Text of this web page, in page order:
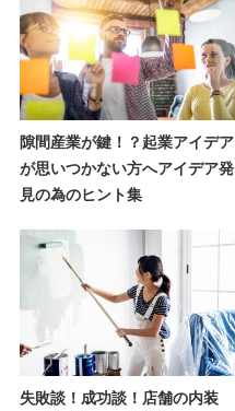
隙間産業が鍵！？起業アイデア
が思いつかない方へアイデア発
見の為のヒント集
失敗談！成功談！店舗の内装